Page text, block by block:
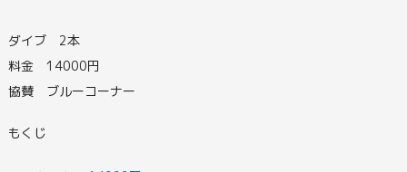
ダイブ 2本
料金 14000円
協賛 ブルーコーナー
もくじ